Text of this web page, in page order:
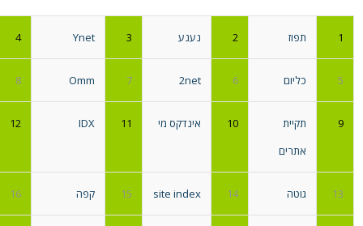
1 תפוז 2 נענע 3
Ynet
4
5 כליום 6
2net
7
Omm
8
9
תקיית
אתרים
10 אינדקס מי 11
IDX
12
13 גוטה 14
site index
15 קפה 16